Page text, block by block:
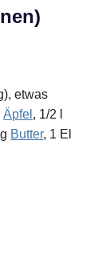
etwas
Äpfel , 1/2 l
Butter, 1 El